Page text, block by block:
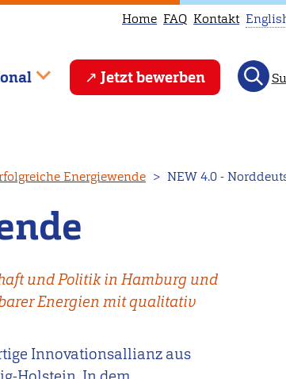
Home FAQ Kontakt
in
Jetzt bewerben
Energiewende NEW 4.0 -
und Politik in Hamburg und
Energien mit qualitativ
Innovationsallianz aus